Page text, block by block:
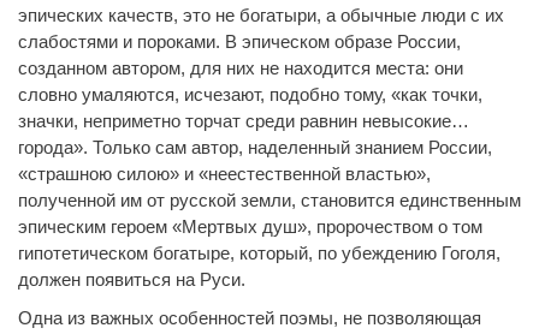
эпических качеств, это не богатыри, а обычные люди с их
слабостями и пороками. В эпическом образе России,
созданном автором, для них не находится места: они
словно умаляются, исчезают, подобно тому, «как точки,
значки, неприметно торчат среди равнин невысокие…
города». Только сам автор, наделенный знанием России,
«страшною силою» и «неестественной властью»,
полученной им от русской земли, становится единственным
эпическим героем «Мертвых душ», пророчеством о том
гипотетическом богатыре, который, по убеждению Гоголя,
должен появиться на Руси.
Одна из важных особенностей поэмы, не позволяющая